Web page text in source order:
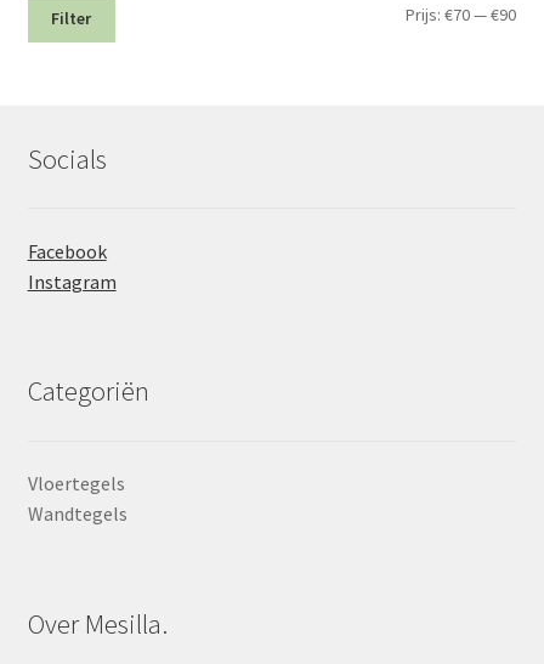
Min.
Filter Prijs:€70—€90
Socials
Facebook
Instagram
Categoriën
Vloertegels
Wandtegels
Over Mesilla.